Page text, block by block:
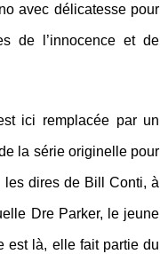
avec délicatesse pour
de l’innocence et de
ici remplacée par un
la série originelle pour
les dires de Bill Conti, à
Dre Parker, le jeune
est là, elle fait partie du